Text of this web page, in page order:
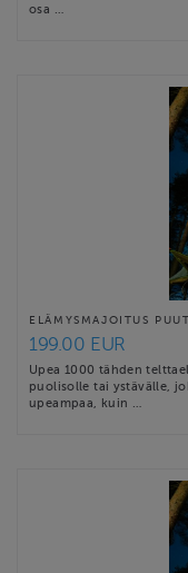
osa …
ELÄMYSMAJOITUS
199.00 EUR
Upea 1000 tähden
puolisolle tai ystävälle,
upeampaa, kuin …